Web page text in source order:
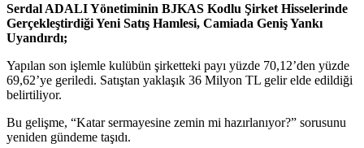
Serdal ADALI Yönetiminin BJKAS Kodlu Şirket Hisselerinde
Gerçekleştirdiği Yeni Satış Hamlesi, Camiada Geniş Yankı
Uyandırdı;
Yapılan son işlemle kulübün şirketteki payı yüzde 70,12’den yüzde
69,62’ye geriledi. Satıştan yaklaşık 36 Milyon TL gelir elde edildiği
belirtiliyor.
Bu gelişme, “Katar sermayesine zemin mi hazırlanıyor?” sorusunu
yeniden gündeme taşıdı.